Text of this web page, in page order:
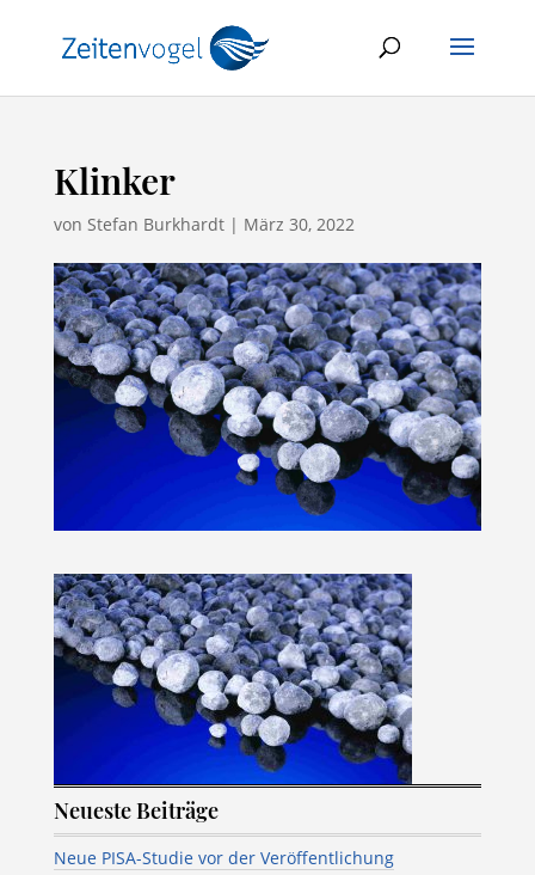
Klinker
von Stefan Burkhardt| März 30, 2022
Neueste Beiträge
Neue PISA-Studie vor der Veröffentlichung